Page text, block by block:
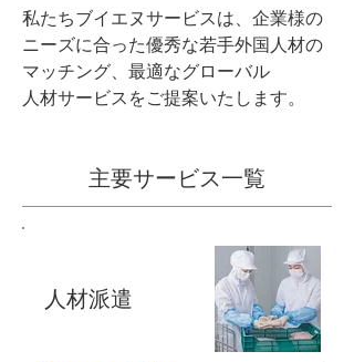
私たちブイエヌサービスは、企業様の
ニーズに合った優秀な若手外国人材の
マッチング、最適なグローバル
人材サービスをご提案いたします。
主要サービス一覧
​人材派遣